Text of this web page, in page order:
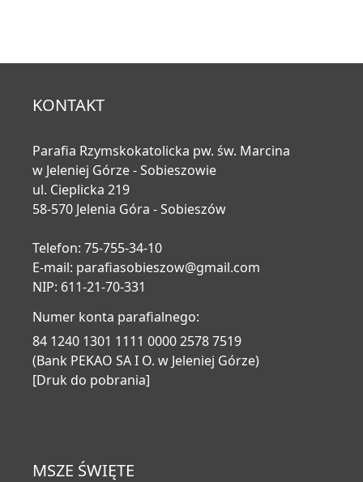
KONTAKT
Parafia Rzymskokatolicka pw. św. Marcina
w Jeleniej Górze - Sobieszowie
ul. Cieplicka 219
58-570 Jelenia Góra - Sobieszów
Telefon: 75-755-34-10
E-mail: parafiasobieszow@gmail.com
NIP: 611-21-70-331
Numer konta parafialnego:
84 1240 1301 1111 0000 2578 7519
(Bank PEKAO SA I O. w Jeleniej Górze)
[Druk do pobrania]
MSZE ŚWIĘTE